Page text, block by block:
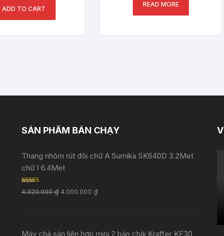
ADD TO CART
READ MORE
SẢN PHẨM BÁN CHẠY
Thang nhôm rút đôi chữ A Sumika SK640D 3.2Met
chữ I 6.4Met
Rated 5.00
out of 5
4.320.000₫ 4.000.000 ₫
Máy chà sàn liên hợp mini 2 bàn chải Kraffer KF30